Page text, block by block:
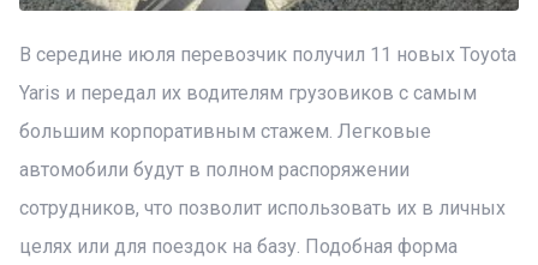
В середине июля перевозчик получил 11 новых Toyota
Yaris и передал их водителям грузовиков с самым
большим корпоративным стажем. Легковые
автомобили будут в полном распоряжении
сотрудников, что позволит использовать их в личных
целях или для поездок на базу. Подобная форма